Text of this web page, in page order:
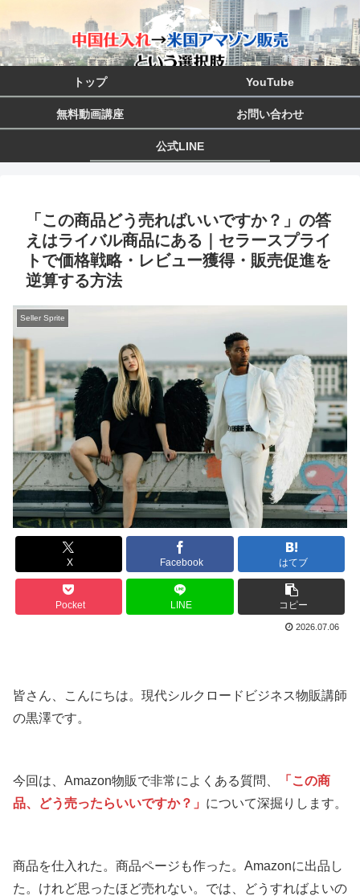
トップ YouTube
無料動画講座 お問い合わせ
公式LINE
「この商品どう売ればいいですか？」の答
えはライバル商品にある｜セラースプライ
トで価格戦略・レビュー獲得・販売促進を
逆算する方法
Seller Sprite
X Facebook はてブ
Pocket LINE コピー
2026.07.06
皆さん、こんにちは。現代シルクロードビジネス物販講師
の黒澤です。
今回は、Amazon物販で非常によくある質問、
「この商
品、どう売ったらいいですか？」 について深掘りします。
商品を仕入れた。商品ページも作った。Amazonに出品し
た。けれど思ったほど売れない。では、どうすればよいの